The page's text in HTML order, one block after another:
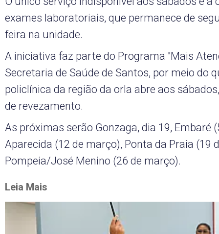
exames laboratoriais, que permanece de
feira na unidade.
A iniciativa faz parte do Programa "Mais
Secretaria de Saúde de Santos, por meio do
policlínica da região da orla abre aos
de revezamento.
As próximas serão Gonzaga, dia 19, Embaré
Aparecida (12 de março), Ponta da Praia (19
Pompeia/José Menino (26 de março).
Leia Mais